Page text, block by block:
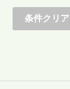
条件クリア